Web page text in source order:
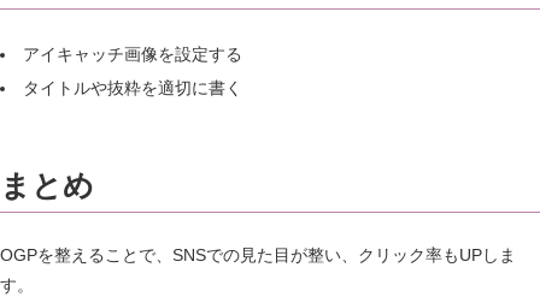
アイキャッチ画像を設定する
タイトルや抜粋を適切に書く
まとめ
OGPを整えることで、SNSでの見た目が整い、クリック率もUPしま
す。